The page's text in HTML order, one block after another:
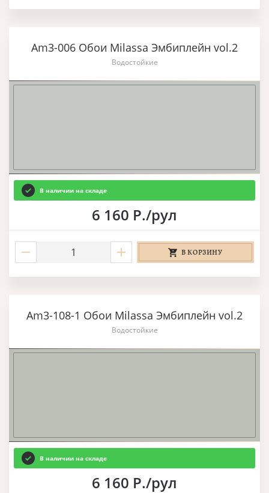
Am3-006 Обои Milassa Эмбиплейн vol.2
Водостойкие
В наличии на складе
6 160 Р./рул
В КОРЗИНУ
Am3-108-1 Обои Milassa Эмбиплейн vol.2
Водостойкие
В наличии на складе
6 160 Р./рул